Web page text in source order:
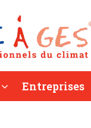
Entreprises